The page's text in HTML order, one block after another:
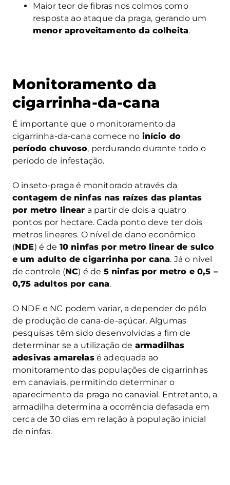
Maior teor de fibras nos colmos como
resposta ao ataque da praga, gerando um
menor aproveitamento da colheita.
Monitoramento da
cigarrinha-da-cana
É importante que o monitoramento da
cigarrinha-da-cana comece no início do
período chuvoso, perdurando durante todo o
período de infestação.
O inseto-praga é monitorado através da
contagem de ninfas nas raízes das plantas
por metro linear a partir de dois a quatro
pontos por hectare. Cada ponto deve ter dois
metros lineares. O nível de dano econômico
(NDE) é de 10 ninfas por metro linear de sulco
e um adulto de cigarrinha por cana. Já o nível
de controle (NC) é de 5 ninfas por metro e 0,5 –
0,75 adultos por cana.
O NDE e NC podem variar, a depender do pólo
de produção de cana-de-açúcar. Algumas
pesquisas têm sido desenvolvidas a fim de
determinar se a utilização de armadilhas
adesivas amarelasé adequada ao
monitoramento das populações de cigarrinhas
em canaviais, permitindo determinar o
aparecimento da praga no canavial. Entretanto, a
armadilha determina a ocorrência defasada em
cerca de 30 dias em relação à população inicial
de ninfas.